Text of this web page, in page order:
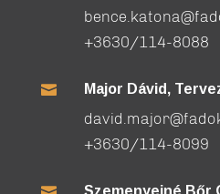
+3630/114-8088
 Major Dávid,
+3630/114-8099
Szemenyeiné Bőr